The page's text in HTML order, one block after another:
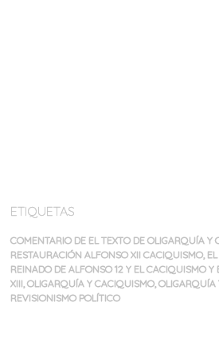
ETIQUETAS
COMENTARIO DE EL TEXTO DE OLIGARQUÍA
RESTAURACIÓN ALFONSO XII CACIQUISMO,
REINADO DE ALFONSO 12 Y EL CACIQUISMO Y
XIII, OLIGARQUÍA Y CACIQUISMO, OLIGARQUÍA
REVISIONISMO POLÍTICO